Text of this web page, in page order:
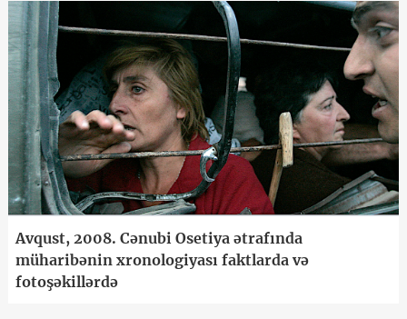
Avqust, 2008. Cənubi Osetiya ətrafında
müharibənin xronologiyası faktlarda və
fotoşəkillərdə